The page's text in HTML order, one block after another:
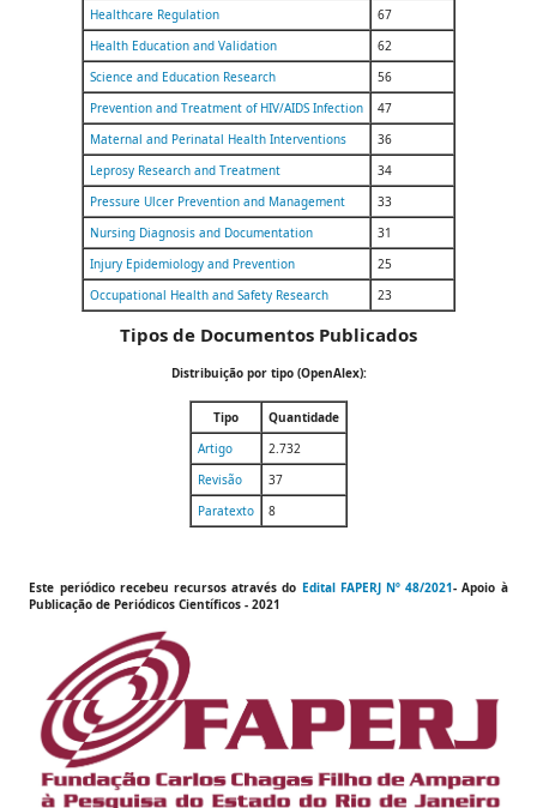
Healthcare Regulation
67
Health Education and Validation
62
Science and Education Research
56
Prevention and Treatment of HIV/AIDS Infection
47
Maternal and Perinatal Health Interventions
36
Leprosy Research and Treatment
34
Pressure Ulcer Prevention and Management
33
Nursing Diagnosis and Documentation
31
Injury Epidemiology and Prevention
25
Occupational Health and Safety Research
23
Tipos de Documentos Publicados
Distribuição por tipo (OpenAlex):
Tipo
Quantidade
Artigo
2.732
Revisão
37
Paratexto
8
Este periódico recebeu recursos através do Edital FAPERJ Nº 48/2021- Apoio à
Publicação de Periódicos Científicos - 2021